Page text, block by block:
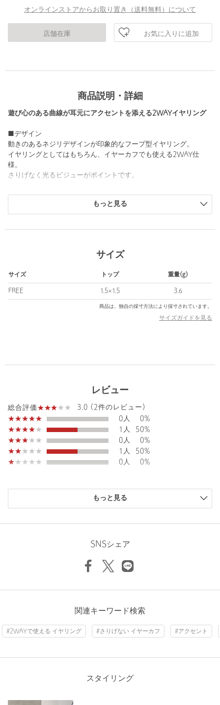
オンラインストアからお取り置き（送料無料）について
店舗在庫 お気に入りに追加
商品説明・詳細
遊び心のある曲線が耳元にアクセントを添える2WAYイヤリング
■デザイン
動きのあるネジリデザインが印象的なフープ型イヤリング。
イヤリングとしてはもちろん、イヤーカフでも使える2WAY仕
様。
さりげなく光るビジューがポイントです。
■コーディネート
透け感ニットやブラウスなどのフェミニンなアイテムにはもちろ
小ぶりなデザインがさりげなく、テイストを選ばず活躍が期待で
場合は、使用前に必ずご確認ください。
※商品画像は、光の当たり具合やパソコンなどの閲覧環境によ
り、実際の色味と異なって見える場合がございます。あらかじめ
※商品の色味の目安は、商品単体の画像をご参照ください。
商品詳細
返品 対象商品
裾上げ 対象外商品
タイプ WOMEN
1833-6-000097
もっと見る
サイズ
サイズ トップ 重量(g)
FREE 1.5×1.5 3.6
商品は、独自の採寸方法により採寸されています。
サイズガイドを見る
レビュー
総合評価
3.0 (2件のレビュー)
0人
0%
1人
50%
0人
0%
1人
50%
0人
0%
ニックネーム： みさ
ネジではなく開いて挟み込むタイプのイヤリングでした。左右
年代：50代前半
身長：149cm
5人が参考になったと回答
もっと見る
SNSシェア
関連キーワード検索
#2WAYで使える イヤリング #さりげない イヤーカフ #アクセント
スタイリング